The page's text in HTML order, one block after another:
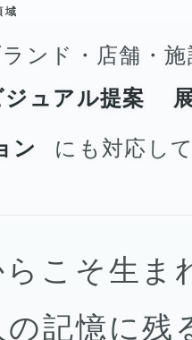
域
ンド・店舗・
ジュアル提案
ン にも対応し
こそ生ま
記憶に残